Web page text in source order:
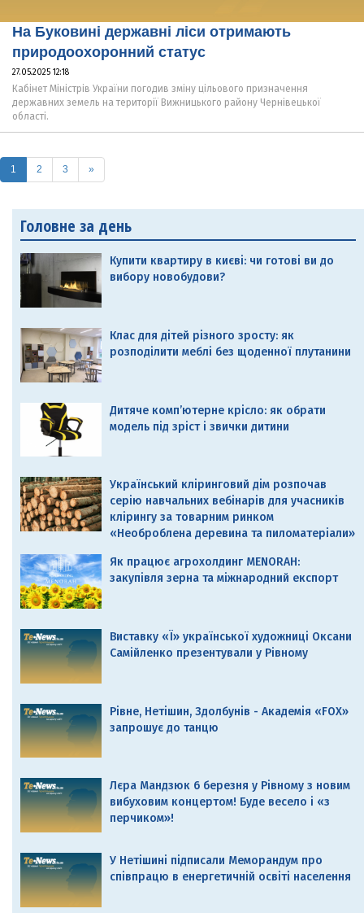
На Буковині державні ліси отримають
природоохоронний статус
27.05.2025 12:18
Кабінет Міністрів України погодив зміну цільового призначення
державних земель на території Вижницького району Чернівецької
області.
1 (current)
2 3 »
Головне за день
Купити квартиру в києві: чи готові ви до
вибору новобудови?
Клас для дітей різного зросту: як
розподілити меблі без щоденної плутанини
Дитяче комп’ютерне крісло: як обрати
модель під зріст і звички дитини
Український кліринговий дім розпочав
серію навчальних вебінарів для учасників
клірингу за товарним ринком
«Необроблена деревина та пиломатеріали»
Як працює агрохолдинг MENORAH:
закупівля зерна та міжнародний експорт
Виставку «Ї» української художниці Оксани
Самійленко презентували у Рівному
Рівне, Нетішин, Здолбунів - Академія «FOX»
запрошує до танцю
Лєра Мандзюк 6 березня у Рівному з новим
вибуховим концертом! Буде весело і «з
перчиком»!
У Нетішині підписали Меморандум про
співпрацю в енергетичній освіті населення